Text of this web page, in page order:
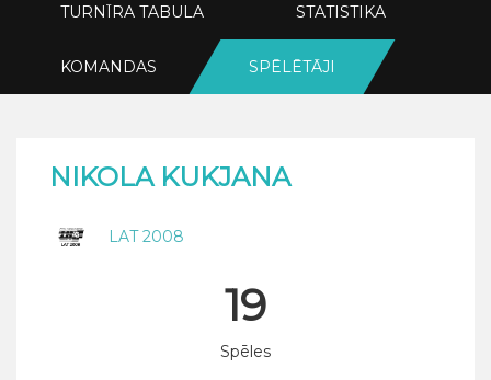
TURNĪRA TABULA STATISTIKA
KOMANDAS SPĒLĒTĀJI
NIKOLA KUKJANA
LAT 2008
19
Spēles